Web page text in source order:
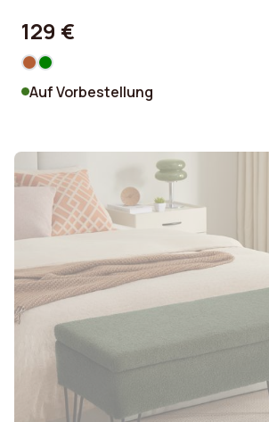
129 €
Auf Vorbestellung